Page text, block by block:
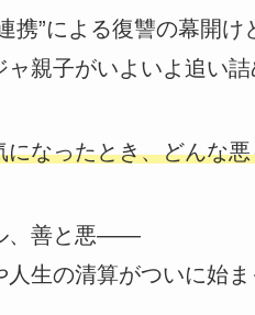
携”による復讐の幕開け
親子がいよいよ追い
になったとき、どんな
、善と悪――
生の清算がついに始ま